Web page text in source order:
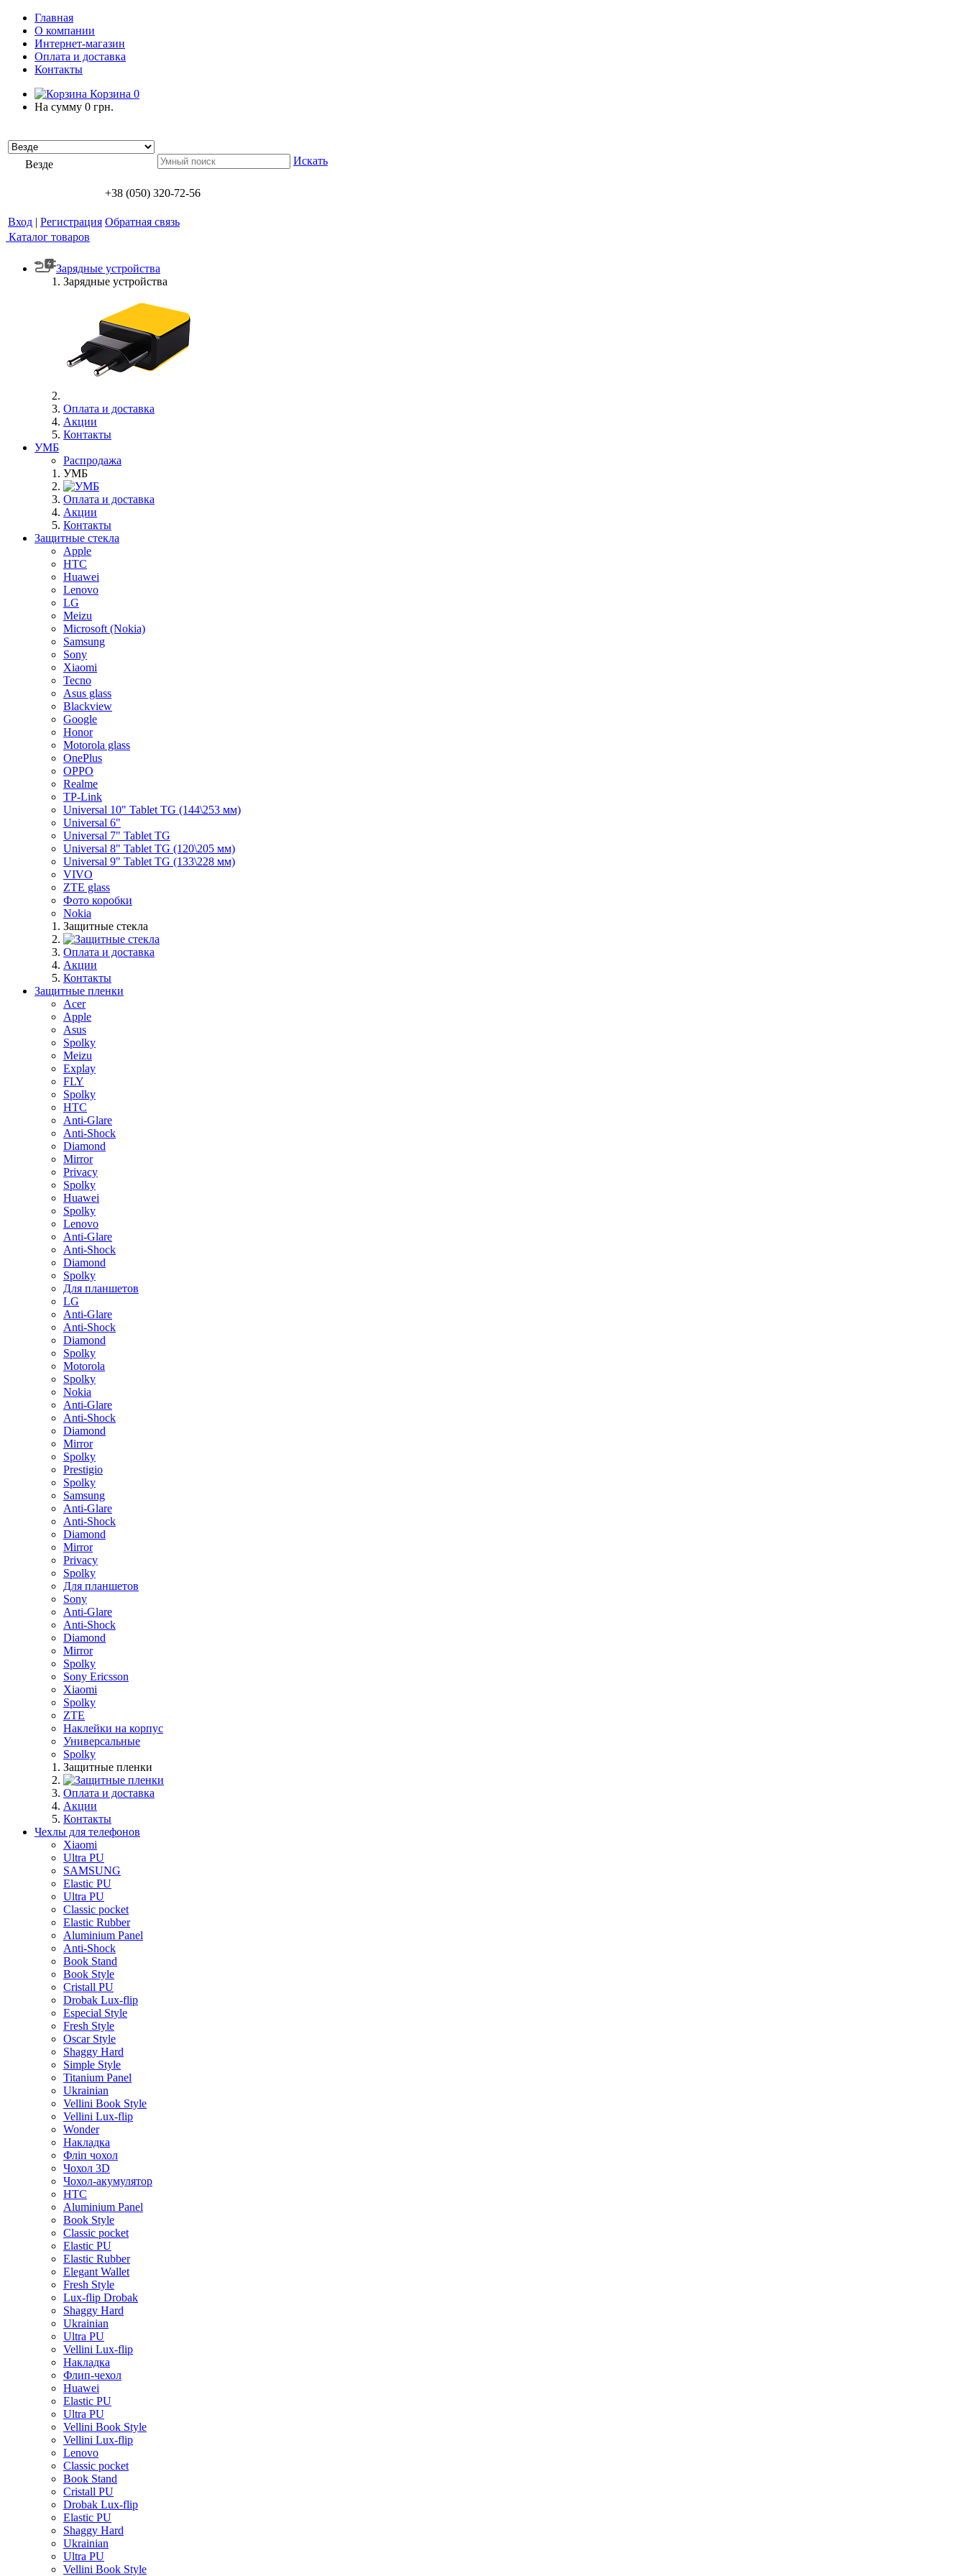
Главная
О компании
Интернет-магазин
Оплата и доставка
Контакты
Корзина 0
На сумму 0 грн.
Везде Искать
+38 (050) 320-72-56
Вход | Регистрация Обратная связь
Каталог товаров
Зарядные устройства
Зарядные устройства
Оплата и доставка
Акции
Контакты
УМБ
Распродажа
УМБ
Оплата и доставка
Акции
Контакты
Защитные стекла
Apple
HTC
Huawei
Lenovo
LG
Meizu
Microsoft (Nokia)
Samsung
Sony
Xiaomi
Tecno
Asus glass
Blackview
Google
Honor
Motorola glass
OnePlus
OPPO
Realme
TP-Link
Universal 10" Tablet TG (144\253 мм)
Universal 6"
Universal 7" Tablet TG
Universal 8" Tablet TG (120\205 мм)
Universal 9" Tablet TG (133\228 мм)
VIVO
ZTE glass
Фото коробки
Nokia
Защитные стекла
Оплата и доставка
Акции
Контакты
Защитные пленки
Acer
Apple
Asus
Spolky
Meizu
Explay
FLY
Spolky
HTC
Anti-Glare
Anti-Shock
Diamond
Mirror
Privacy
Spolky
Huawei
Spolky
Lenovo
Anti-Glare
Anti-Shock
Diamond
Spolky
Для планшетов
LG
Anti-Glare
Anti-Shock
Diamond
Spolky
Motorola
Spolky
Nokia
Anti-Glare
Anti-Shock
Diamond
Mirror
Spolky
Prestigio
Spolky
Samsung
Anti-Glare
Anti-Shock
Diamond
Mirror
Privacy
Spolky
Для планшетов
Sony
Anti-Glare
Anti-Shock
Diamond
Mirror
Spolky
Sony Ericsson
Xiaomi
Spolky
ZTE
Наклейки на корпус
Универсальные
Spolky
Защитные пленки
Оплата и доставка
Акции
Контакты
Чехлы для телефонов
Xiaomi
Ultra PU
SAMSUNG
Elastic PU
Ultra PU
Classic pocket
Elastic Rubber
Aluminium Panel
Anti-Shock
Book Stand
Book Style
Cristall PU
Drobak Lux-flip
Especial Style
Fresh Style
Oscar Style
Shaggy Hard
Simple Style
Titanium Panel
Ukrainian
Vellini Book Style
Vellini Lux-flip
Wonder
Накладка
Фліп чохол
Чохол 3D
Чохол-акумулятор
HTC
Aluminium Panel
Book Style
Classic pocket
Elastic PU
Elastic Rubber
Elegant Wallet
Fresh Style
Lux-flip Drobak
Shaggy Hard
Ukrainian
Ultra PU
Vellini Lux-flip
Накладка
Флип-чехол
Huawei
Elastic PU
Ultra PU
Vellini Book Style
Vellini Lux-flip
Lenovo
Classic pocket
Book Stand
Cristall PU
Drobak Lux-flip
Elastic PU
Shaggy Hard
Ukrainian
Ultra PU
Vellini Book Style